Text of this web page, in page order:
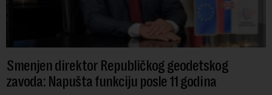
Smenjen direktor Republičkog geodetskog
zavoda: Napušta funkciju posle 11 godina